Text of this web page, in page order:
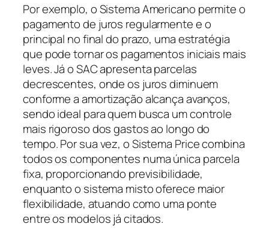
Por exemplo, o Sistema Americano permite o
pagamento de juros regularmente e o
principal no final do prazo, uma estratégia
que pode tornar os pagamentos iniciais mais
leves. Já o SAC apresenta parcelas
decrescentes, onde os juros diminuem
conforme a amortização alcança avanços,
sendo ideal para quem busca um controle
mais rigoroso dos gastos ao longo do
tempo. Por sua vez, o Sistema Price combina
todos os componentes numa única parcela
fixa, proporcionando previsibilidade,
enquanto o sistema misto oferece maior
flexibilidade, atuando como uma ponte
entre os modelos já citados.